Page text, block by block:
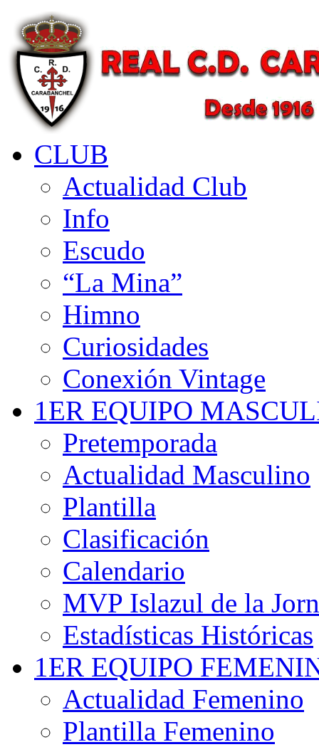
CLUB
Actualidad Club
Info
Escudo
“La Mina”
Himno
Curiosidades
Conexión Vintage
1ER EQUIPO
Pretemporada
Actualidad Masculino
Plantilla
Clasificación
Calendario
MVP Islazul de la
Estadísticas Históricas
1ER EQUIPO
Actualidad Femenino
Plantilla Femenino